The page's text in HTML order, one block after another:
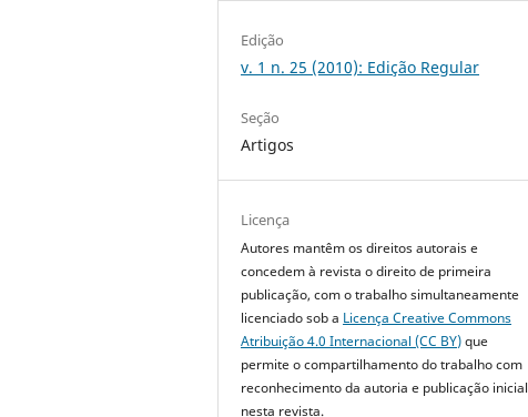
Edição
v. 1 n. 25 (2010): Edição Regular
Seção
Artigos
Licença
Autores mantêm os direitos autorais e
concedem à revista o direito de primeira
publicação, com o trabalho simultaneamente
licenciado sob a Licença Creative Commons
Atribuição 4.0 Internacional (CC BY)que
permite o compartilhamento do trabalho com
reconhecimento da autoria e publicação inicial
nesta revista.